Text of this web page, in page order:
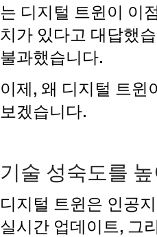
는 디지털 트윈이 이
치가 있다고 대답했
불과했습니다.
이제, 왜 디지털 트윈
보겠습니다.
기술 성숙도를
디지털 트윈은 인공
실시간 업데이트, 그